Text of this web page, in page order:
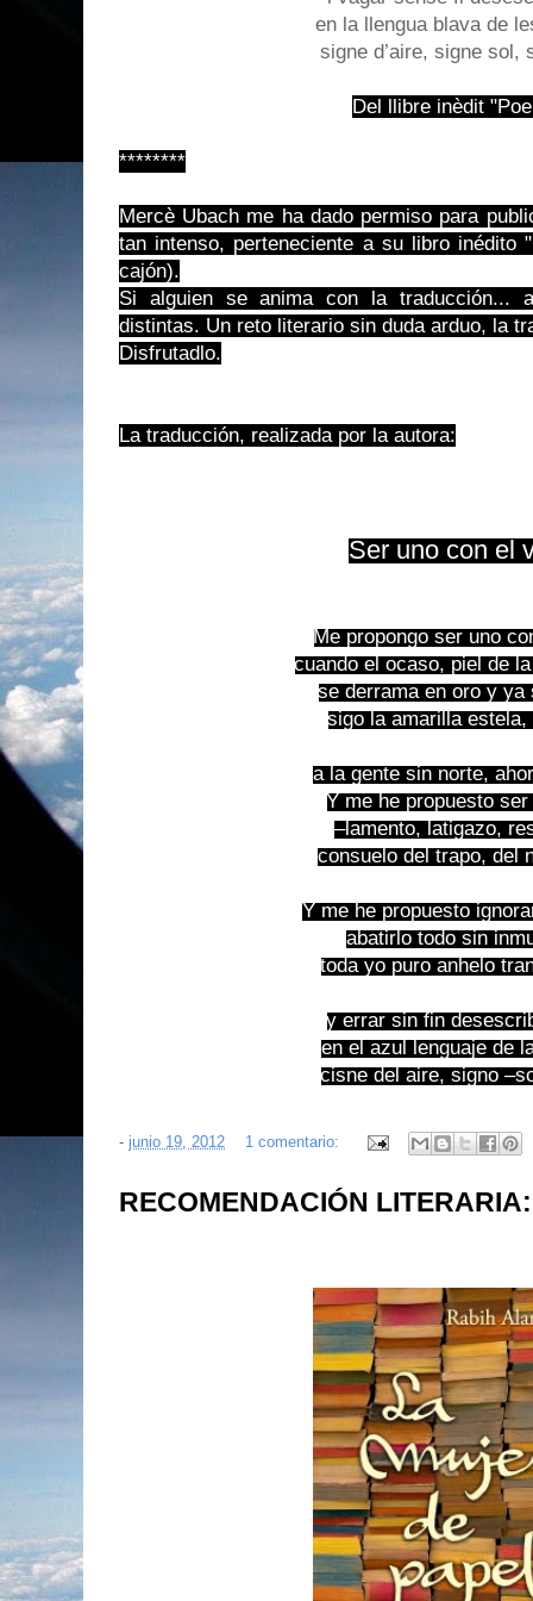
en la llengua blava de
signe d’aire, signe sol,
Del llibre inèdit
********
Mercè Ubach me ha dado permiso para
tan intenso, perteneciente a su libro inédito
cajón).
Si alguien se anima con la traducción...
distintas. Un reto literario sin duda arduo, la
Disfrutadlo.
La traducción, realizada por la autora:
Ser uno con el
Me propongo ser uno
cuando el ocaso, piel de
se derrama en oro y ya
sigo la amarilla
a la gente sin norte,
Y me he propuesto
–lamento, latigazo,
consuelo del trapo, del
Y me he propuesto
abatirlo todo sin
toda yo puro anhelo
y errar sin fin
en el azul lenguaje de
cisne del aire, signo
- junio 19, 2012 1 comentario:
RECOMENDACIÓN